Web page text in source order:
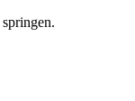
springen.